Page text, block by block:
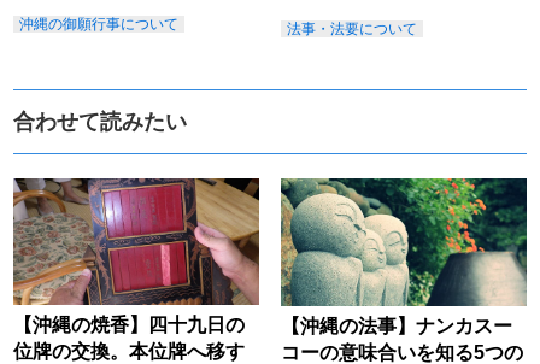
沖縄の御願行事について 法事・法要について
合わせて読みたい
【沖縄の焼香】四十九日の
位牌の交換。本位牌へ移す
【沖縄の法事】ナンカスー
コーの意味合いを知る5つの